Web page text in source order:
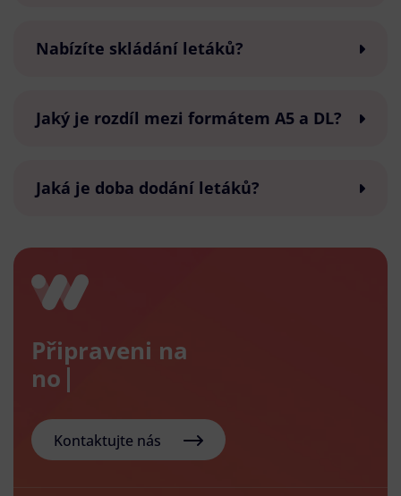
Nabízíte skládání letáků?
Jaký je rozdíl mezi formátem A5 a DL?
Jaká je doba dodání letáků?
Připraveni na
nový e-
Kontaktujte nás